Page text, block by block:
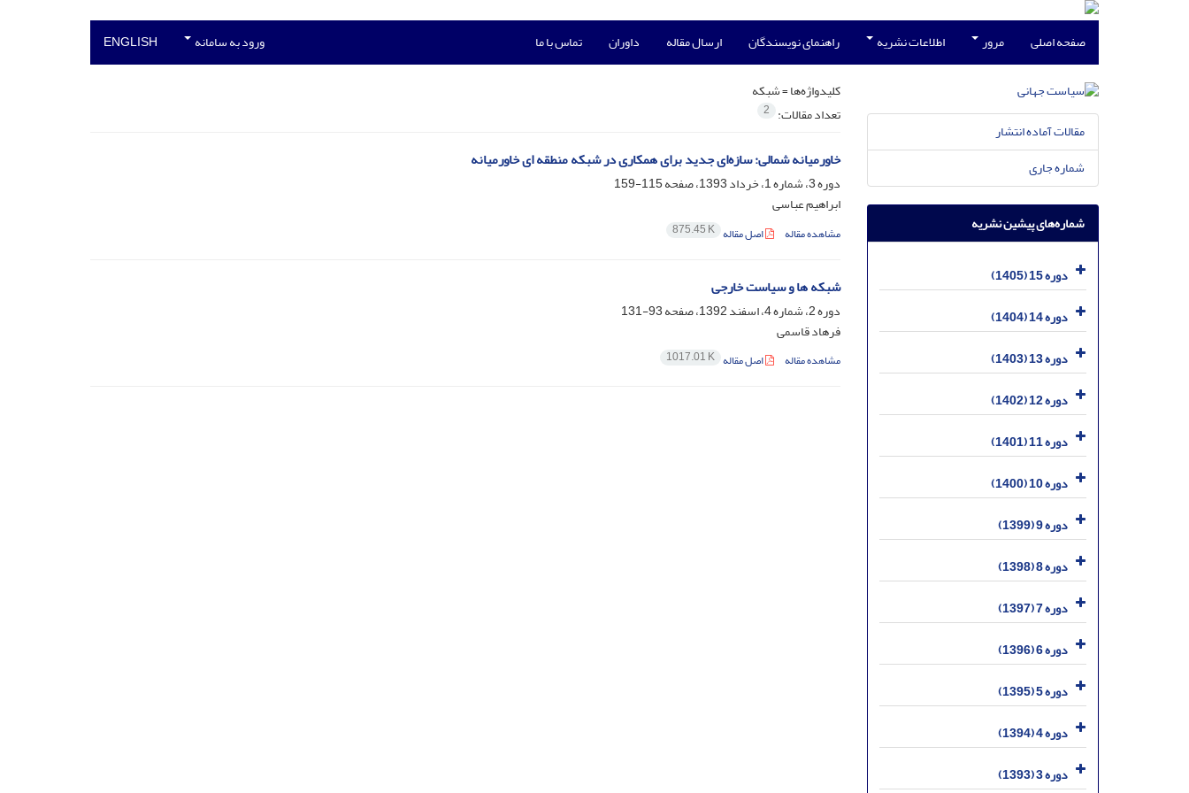
صفحه اصلی مرور اطلاعات نشریه راهنمای نویسندگان ارسال مقاله داوران تماس با ما ورود به سامانه ENGLISH
کلیدواژه‌ها =شبکه
تعداد مقالات: 2
خاورمیانه شمالی: سازه‌ای جدید برای همکاری در شبکه منطقه ای خاورمیانه
دوره 3، شماره 1، خرداد 1393، صفحه
115-159
ابراهیم عباسی
مشاهده مقاله اصل مقاله 875.45 K
شبکه ها و سیاست خارجی
دوره 2، شماره 4، اسفند 1392، صفحه
93-131
فرهاد قاسمی
مشاهده مقاله اصل مقاله 1017.01 K
مقالات آماده انتشار
شماره جاری
شماره‌های پیشین نشریه
دوره 15 (1405)
دوره 14 (1404)
دوره 13 (1403)
دوره 12 (1402)
دوره 11 (1401)
دوره 10 (1400)
دوره 9 (1399)
دوره 8 (1398)
دوره 7 (1397)
دوره 6 (1396)
دوره 5 (1395)
دوره 4 (1394)
دوره 3 (1393)